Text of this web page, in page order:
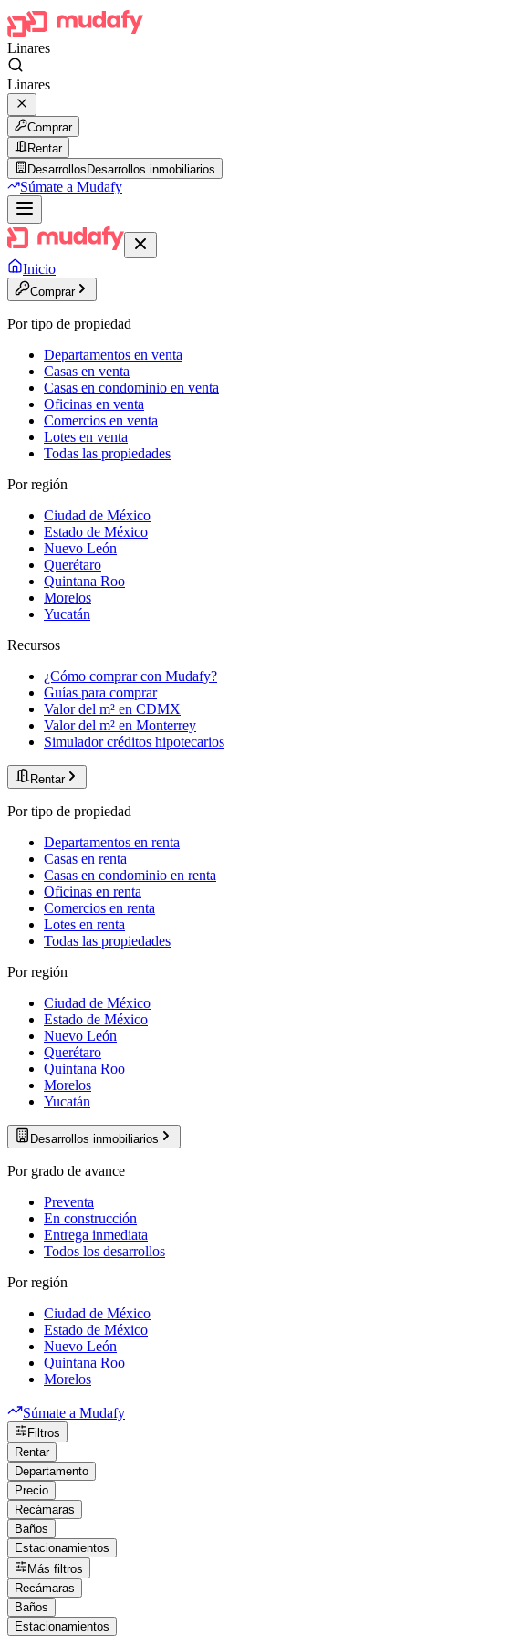
Linares
Linares
Comprar
Rentar
Desarrollos Desarrollos inmobiliarios
Súmate a Mudafy
Inicio
Comprar
Por tipo de propiedad
Departamentos en venta
Casas en venta
Casas en condominio en venta
Oficinas en venta
Comercios en venta
Lotes en venta
Todas las propiedades
Por región
Ciudad de México
Estado de México
Nuevo León
Querétaro
Quintana Roo
Morelos
Yucatán
Recursos
¿Cómo comprar con Mudafy?
Guías para comprar
Valor del m² en CDMX
Valor del m² en Monterrey
Simulador créditos hipotecarios
Rentar
Por tipo de propiedad
Departamentos en renta
Casas en renta
Casas en condominio en renta
Oficinas en renta
Comercios en renta
Lotes en renta
Todas las propiedades
Por región
Ciudad de México
Estado de México
Nuevo León
Querétaro
Quintana Roo
Morelos
Yucatán
Desarrollos inmobiliarios
Por grado de avance
Preventa
En construcción
Entrega inmediata
Todos los desarrollos
Por región
Ciudad de México
Estado de México
Nuevo León
Quintana Roo
Morelos
Súmate a Mudafy
Filtros
Rentar
Departamento
Precio
Recámaras
Baños
Estacionamientos
Más filtros
Recámaras
Baños
Estacionamientos